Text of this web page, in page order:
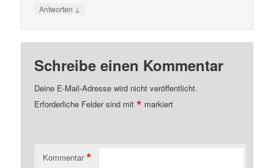
Antworten ↓
Schreibe einen Kommentar
Deine E-Mail-Adresse wird nicht veröffentlicht.
Erforderliche Felder sind mit* markiert
Kommentar *